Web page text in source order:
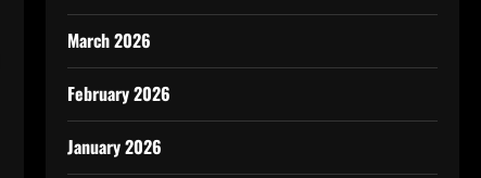
March 2026
February 2026
January 2026